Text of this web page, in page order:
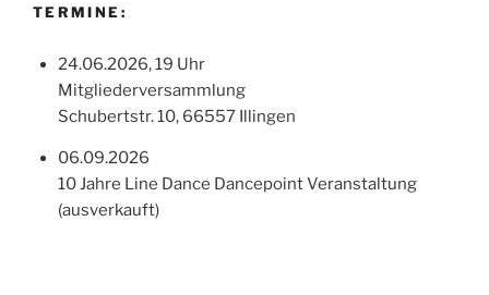
TERMINE:
24.06.2026, 19 Uhr
Mitgliederversammlung
Schubertstr. 10, 66557 Illingen
06.09.2026
10 Jahre Line Dance Dancepoint Veranstaltung
(ausverkauft)